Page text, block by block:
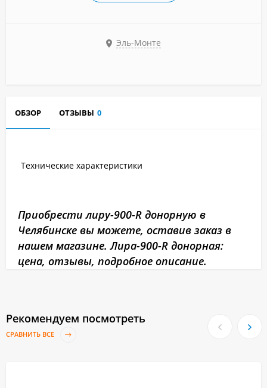
Эль-Монте
ОБЗОР ОТЗЫВЫ 0
Технические характеристики
Приобрести лиру-900-R донорную в
Челябинске вы можете, оставив заказ в
нашем магазине. Лира-900-R донорная:
цена, отзывы, подробное описание.
Рекомендуем посмотреть
СРАВНИТЬ ВСЕ